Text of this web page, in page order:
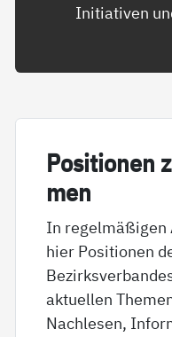
Initiativen
Po­si­tio­nen
men
In regelmäßigen
hier Positionen
aktuellen
Nachlesen,